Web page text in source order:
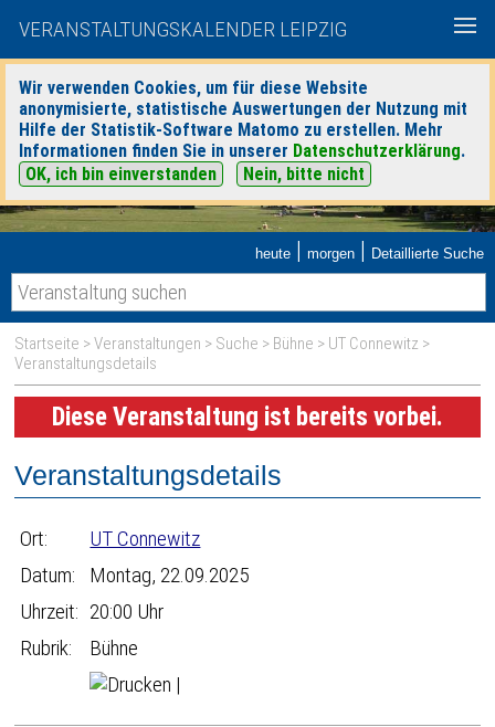
VERANSTALTUNGSKALENDER LEIPZIG
Wir verwenden Cookies, um für diese Website
anonymisierte, statistische Auswertungen der Nutzung mit
Hilfe der Statistik-Software Matomo zu erstellen. Mehr
Informationen finden Sie in unserer Datenschutzerklärung.
OK, ich bin einverstanden
Nein, bitte nicht
heute | morgen | Detaillierte Suche
Startseite >Veranstaltungen > Suche > Bühne > UT Connewitz >
Veranstaltungsdetails
Diese Veranstaltung ist bereits vorbei.
Veranstaltungsdetails
Ort:
UT Connewitz
Datum:
Montag, 22.09.2025
Uhrzeit: 20:00 Uhr
Rubrik:
Bühne
|